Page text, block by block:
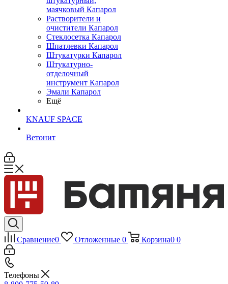
маячковый Капарол
Растворители и
очистители Капарол
Cтеклосетка Капарол
Шпатлевки Капарол
Штукатурки Капарол
Штукатурно-
отделочный
инструмент Капарол
Эмали Капарол
Ещё
KNAUF SPACE
Ветонит
Сравнение0 Отложенные 0 Корзина0 0
Телефоны